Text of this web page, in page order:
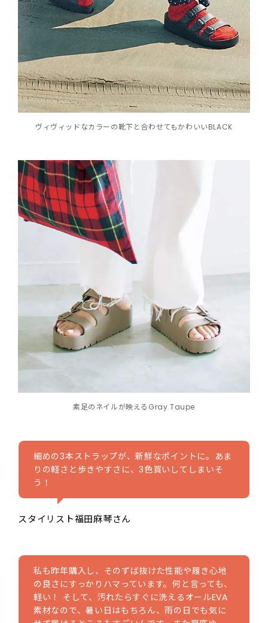
ヴィヴィッドなカラーの靴下と合わせてもかわいいBLACK
素足のネイルが映えるGray Taupe
細めの3本ストラップが、新鮮なポイントに。あま
りの軽さと歩きやすさに、3色買いしてしまいそ
う！
スタイリスト福田麻琴さん
私も昨年購入し、そのずば抜けた性能や履き心地
の良さにすっかりハマっています。何と言っても、
軽い！ そして、汚れたらすぐに洗えるオールEVA
素材なので、暑い日はもちろん、雨の日でも気に